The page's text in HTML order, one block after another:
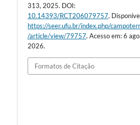
313, 2025. DOI:
10.14393/RCT206079757.
https://seer.ufu.br/index.php/
/article/view/79757. Acesso em: 6 ago.
2026.
Formatos de Citação